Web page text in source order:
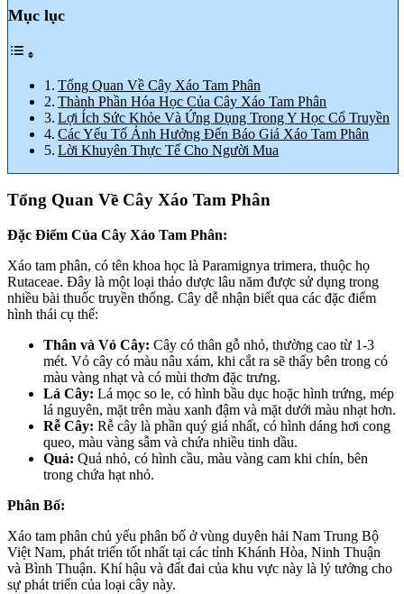
Mục lục
Tổng Quan Về Cây Xáo Tam Phân
Thành Phần Hóa Học Của Cây Xáo Tam Phân
Lợi Ích Sức Khỏe Và Ứng Dụng Trong Y Học Cổ Truyền
Các Yếu Tố Ảnh Hưởng Đến Báo Giá Xáo Tam Phân
Lời Khuyên Thực Tế Cho Người Mua
Tổng Quan Về Cây Xáo Tam Phân
Đặc Điểm Của Cây Xáo Tam Phân:
Xáo tam phân, có tên khoa học là Paramignya trimera, thuộc họ
Rutaceae. Đây là một loại thảo dược lâu năm được sử dụng trong
nhiều bài thuốc truyền thống. Cây dễ nhận biết qua các đặc điểm
hình thái cụ thể:
Thân và Vỏ Cây: Cây có thân gỗ nhỏ, thường cao từ 1-3
mét. Vỏ cây có màu nâu xám, khi cắt ra sẽ thấy bên trong có
màu vàng nhạt và có mùi thơm đặc trưng.
Lá Cây: Lá mọc so le, có hình bầu dục hoặc hình trứng, mép
lá nguyên, mặt trên màu xanh đậm và mặt dưới màu nhạt hơn.
Rễ Cây: Rễ cây là phần quý giá nhất, có hình dáng hơi cong
queo, màu vàng sẫm và chứa nhiều tinh dầu.
Quả: Quả nhỏ, có hình cầu, màu vàng cam khi chín, bên
trong chứa hạt nhỏ.
Phân Bố:
Xáo tam phân chủ yếu phân bố ở vùng duyên hải Nam Trung Bộ
Việt Nam, phát triển tốt nhất tại các tỉnh Khánh Hòa, Ninh Thuận
và Bình Thuận. Khí hậu và đất đai của khu vực này là lý tưởng cho
sự phát triển của loại cây này.